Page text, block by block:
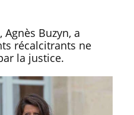
Buzyn, a
récalcitrants ne
la justice.